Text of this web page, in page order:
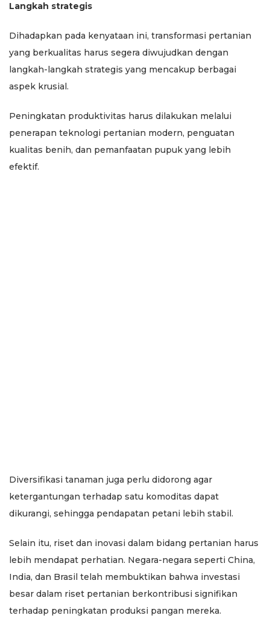
Langkah strategis
Dihadapkan pada kenyataan ini, transformasi pertanian
yang berkualitas harus segera diwujudkan dengan
langkah-langkah strategis yang mencakup berbagai
aspek krusial.
Peningkatan produktivitas harus dilakukan melalui
penerapan teknologi pertanian modern, penguatan
kualitas benih, dan pemanfaatan pupuk yang lebih
efektif.
Diversifikasi tanaman juga perlu didorong agar
ketergantungan terhadap satu komoditas dapat
dikurangi, sehingga pendapatan petani lebih stabil.
Selain itu, riset dan inovasi dalam bidang pertanian harus
lebih mendapat perhatian. Negara-negara seperti China,
India, dan Brasil telah membuktikan bahwa investasi
besar dalam riset pertanian berkontribusi signifikan
terhadap peningkatan produksi pangan mereka.